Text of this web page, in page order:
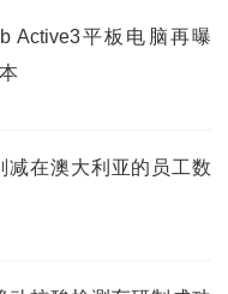
Active3平板电脑再曝
减在澳大利亚的员工数